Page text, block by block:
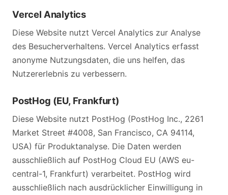
Vercel Analytics
Diese Website nutzt Vercel Analytics zur Analyse
des Besucherverhaltens. Vercel Analytics erfasst
anonyme Nutzungsdaten, die uns helfen, das
Nutzererlebnis zu verbessern.
PostHog (EU, Frankfurt)
Diese Website nutzt PostHog (PostHog Inc., 2261
Market Street #4008, San Francisco, CA 94114,
USA) für Produktanalyse. Die Daten werden
ausschließlich auf PostHog Cloud EU (AWS eu-
central-1, Frankfurt) verarbeitet. PostHog wird
ausschließlich nach ausdrücklicher Einwilligung in